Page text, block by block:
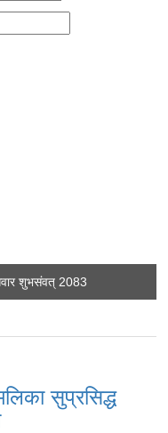
शुभसंवत् 2083
सुप्रसिद्ध